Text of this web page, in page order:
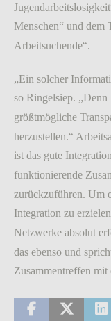
Menschen“ und
Arbeitsuchende“.
„Ein solcher
so Ringelsiep. „Denn
größtmögliche
herzustellen.“
ist das gute
funktionierende
zurückzuführen. Um
Integration zu
Netzwerke absolut
das ebenso und
Zusammentreffen